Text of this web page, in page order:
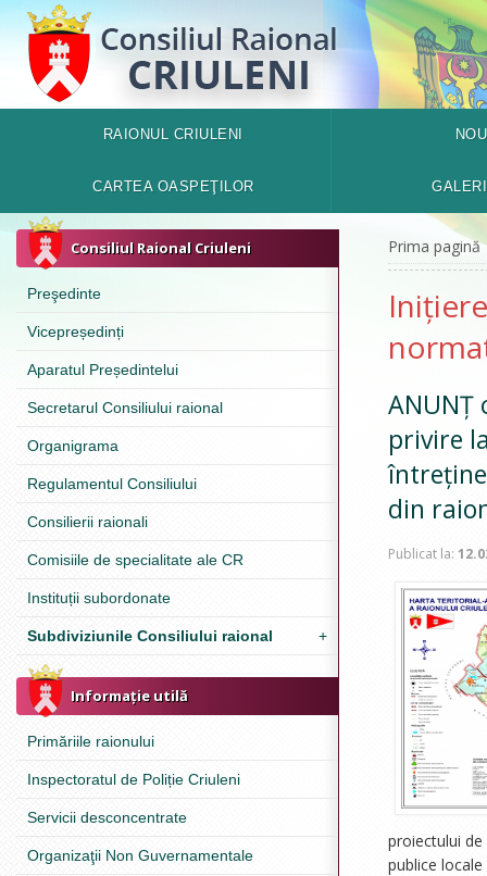
RAIONUL CRIULENI
CARTEA OASPEŢILOR
Consiliul Raional Criuleni
Preşedinte
Vicepreședinți
Aparatul Președintelui
Secretarul Consiliului raional
Organigrama
Regulamentul Consiliului
Consilierii raionali
Comisiile de specialitate ale CR
Instituții subordonate
Subdiviziunile Consiliului raional +
Informație utilă
Primăriile raionului
Inspectoratul de Poliție Criuleni
Servicii desconcentrate
Organizaţii Non Guvernamentale
Prima pagină
ANUNȚ
privire
din
Publicat la:
proiectului
publice